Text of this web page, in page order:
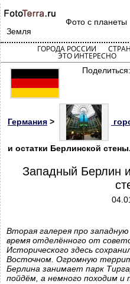
Фото с планеты
Земля
ГОРОДА РОССИИ
ЭТО ИНТЕРЕСНО
Поделиться:
Германия >
и остатки Берлинской
Западный Берлин
Вторая галерея про
время отделённого от
Исторического здесь
Восточном. Огромную
Берлина занимает парк
пойдём, а немного походим и